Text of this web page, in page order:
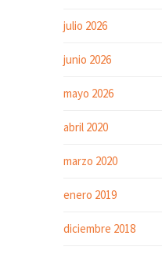
julio 2026
junio 2026
mayo 2026
abril 2020
marzo 2020
enero 2019
diciembre 2018